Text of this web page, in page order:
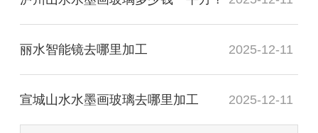
丽水智能镜去哪里加工 2025-12-11
宣城山水水墨画玻璃去哪里加工 2025-12-11